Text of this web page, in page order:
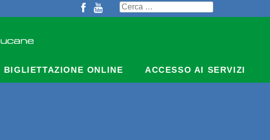
Ricerca
per:
BIGLIETTAZIONE ONLINE ACCESSO AI SERVIZI